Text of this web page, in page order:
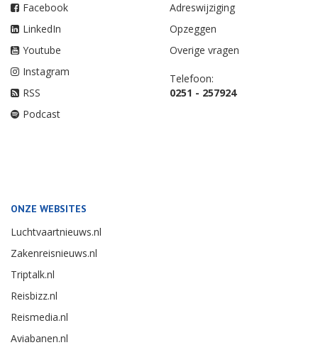
Facebook
LinkedIn
Youtube
Instagram
RSS
Podcast
Adreswijziging
Opzeggen
Overige vragen
Telefoon:
0251 - 257924
ONZE WEBSITES
Luchtvaartnieuws.nl
Zakenreisnieuws.nl
Triptalk.nl
Reisbizz.nl
Reismedia.nl
Aviabanen.nl